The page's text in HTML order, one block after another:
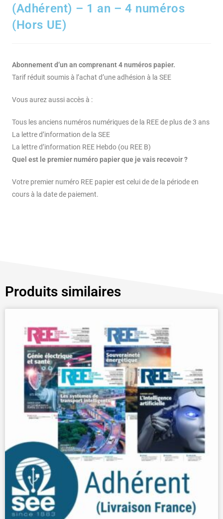
(Adhérent) – 1 an – 4 numéros
(Hors UE)
Abonnement d’un an comprenant 4 numéros papier.
Tarif réduit soumis à l’achat d’une adhésion à la SEE
Vous aurez aussi accès à :
Tous les anciens numéros numériques de la REE de plus de 3 ans
La lettre d’information de la SEE
La lettre d’information REE Hebdo (ou REE B)
Quel est le premier numéro papier que je vais recevoir ?
Votre premier numéro REE papier est celui de de la période en
cours à la date de paiement.
Produits similaires